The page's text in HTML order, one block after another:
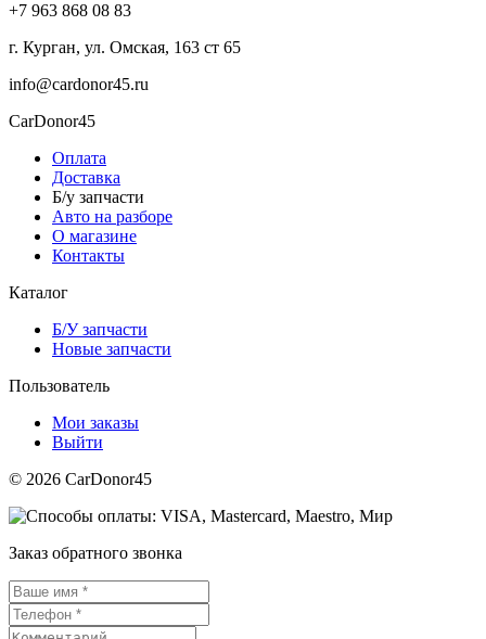
+7 963 868 08 83
г. Курган, ул. Омская, 163 ст 65
info@cardonor45.ru
CarDonor45
Оплата
Доставка
Б/у запчасти
Авто на разборе
О магазине
Контакты
Каталог
Б/У запчасти
Новые запчасти
Пользователь
Мои заказы
Выйти
© 2026 CarDonor45
Заказ обратного звонка